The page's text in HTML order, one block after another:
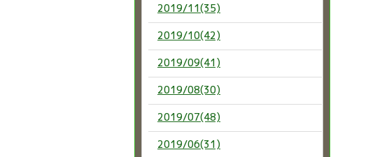
2019/11(35)
2019/10(42)
2019/09(41)
2019/08(30)
2019/07(48)
2019/06(31)